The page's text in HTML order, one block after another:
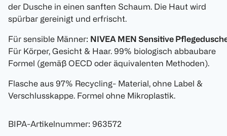
der Dusche in einen sanften Schaum. Die Haut wird
spürbar gereinigt und erfrischt.
Für sensible Männer: NIVEA MEN Sensitive
Für Körper, Gesicht & Haar. 99% biologisch abbaubare
Formel (gemäß OECD oder äquivalenten Methoden).
Flasche aus 97% Recycling- Material, ohne Label &
Verschlusskappe. Formel ohne Mikroplastik.
BIPA-Artikelnummer: 963572